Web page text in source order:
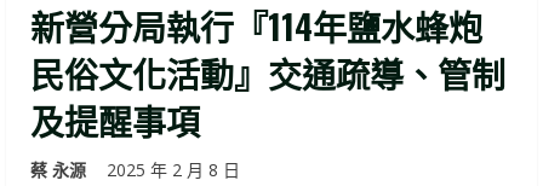
新營分局執行『114年鹽水蜂炮
民俗文化活動』交通疏導、管制
及提醒事項
蔡 永源 2025 年 2 月 8 日